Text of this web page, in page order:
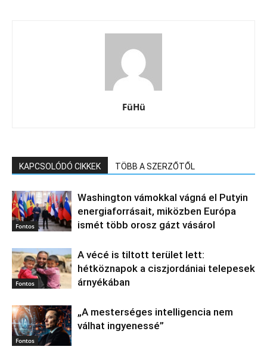
FüHü
KAPCSOLÓDÓ CIKKEK TÖBB A SZERZŐTŐL
Fontos
Washington vámokkal vágná el Putyin
energiaforrásait, miközben Európa
ismét több orosz gázt vásárol
Fontos
A vécé is tiltott terület lett:
hétköznapok a ciszjordániai telepesek
árnyékában
Fontos
„A mesterséges intelligencia nem
válhat ingyenessé”